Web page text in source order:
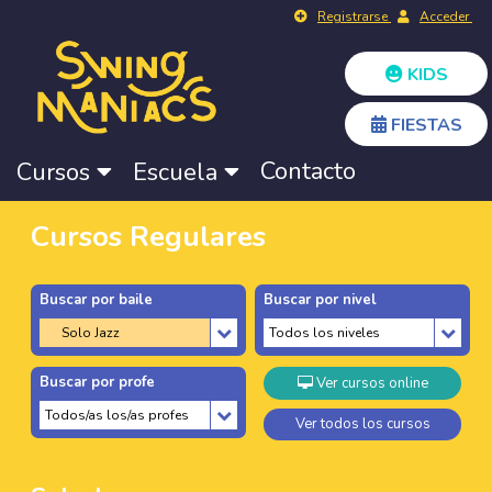
Registrarse Acceder
KIDS
FIESTAS
Cursos Escuela Contacto
Cursos Regulares
Buscar por baile Buscar por nivel
Buscar por profe Ver cursos online
Ver todos los cursos